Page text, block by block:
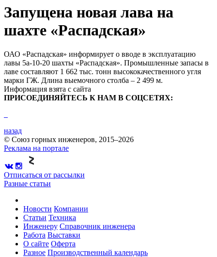
Запущена новая лава на
шахте «Распадская»
ОАО «Распадская» информирует о вводе в эксплуатацию
лавы 5а-10-20 шахты «Распадская». Промышленные запасы в
лаве составляют 1 662 тыс. тонн высококачественного угля
марки ГЖ. Длина выемочного столба – 2 499 м.
Информация взята с сайта
ПРИСОЕДИНЯЙТЕСЬ К НАМ В СОЦСЕТЯХ:
назад
© Союз горных инженеров, 2015–2026
Реклама на портале
Отписаться от рассылки
Разные статьи
Новости Компании
Статьи Техника
Инженеру Справочник инженера
Работа Выставки
О сайте Оферта
Разное Производственный календарь